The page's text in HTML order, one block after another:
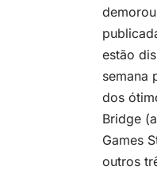
estão
semana
dos
Bridge
Games
outros